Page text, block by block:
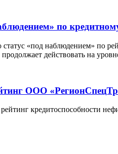
по
статус «под наблюдением» по
действовать на
ООО
кредитоспособности